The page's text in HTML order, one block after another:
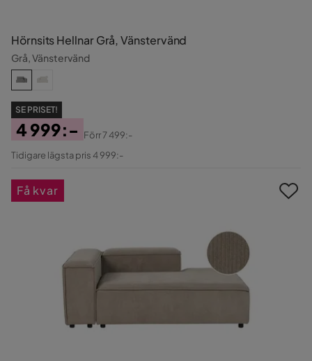
Hörnsits Hellnar Grå, Vänstervänd
Grå, Vänstervänd
SE PRISET!
Pris
4 999:-
Original
Förr7 499:-
Tidigare lägsta pris 4 999:-
Få kvar